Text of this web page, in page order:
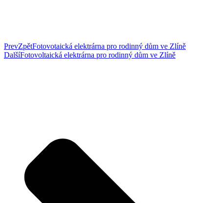
PrevZpětFotovotaická elektrárna pro rodinný dům ve Zlíně
DalšíFotovoltaická elektrárna pro rodinný dům ve Zlíně